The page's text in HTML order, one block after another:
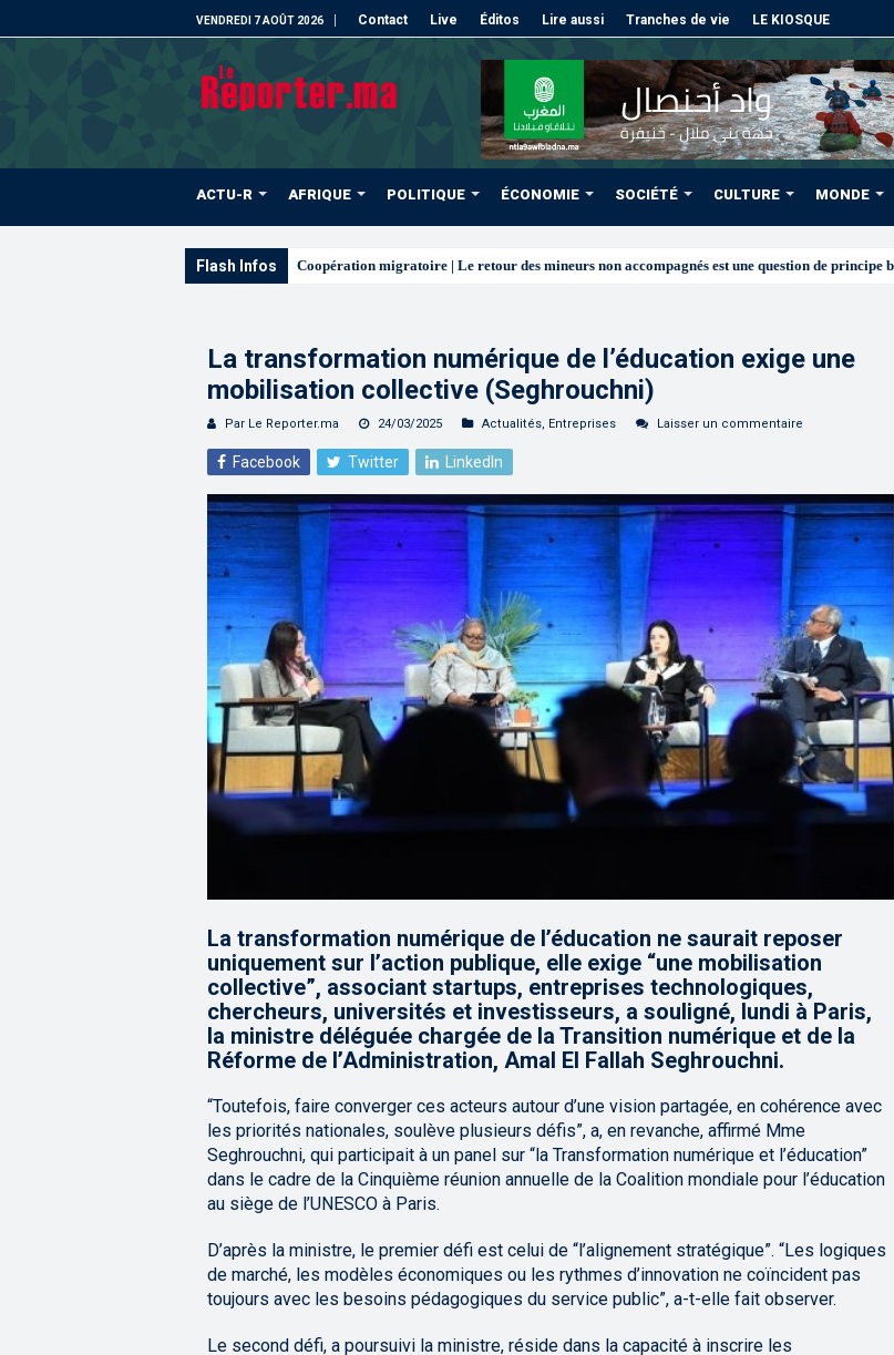
VENDREDI 7 AOÛT 2026 Contact Live Éditos Lire aussi Tranches de vie LE KIOSQUE
ACTU-R AFRIQUE POLITIQUE ÉCONOMIE SOCIÉTÉ CULTURE MONDE
Flash Infos L’ONMT renforce l’attr
La transformation numérique de l’éducation exige une
mobilisation collective (Seghrouchni)
Par Le Reporter.ma 24/03/2025 Actualités, Entreprises Laisser un commentaire
Facebook Twitter LinkedIn
La transformation numérique de l’éducation ne saurait reposer
uniquement sur l’action publique, elle exige “une mobilisation
collective”, associant startups, entreprises technologiques,
chercheurs, universités et investisseurs, a souligné, lundi à Paris,
la ministre déléguée chargée de la Transition numérique et de la
Réforme de l’Administration, Amal El Fallah Seghrouchni.
“Toutefois, faire converger ces acteurs autour d’une vision partagée, en cohérence avec
les priorités nationales, soulève plusieurs défis”, a, en revanche, affirmé Mme
Seghrouchni, qui participait à un panel sur “la Transformation numérique et l’éducation”
dans le cadre de la Cinquième réunion annuelle de la Coalition mondiale pour l’éducation
au siège de l’UNESCO à Paris.
D’après la ministre, le premier défi est celui de “l’alignement stratégique”. “Les logiques
de marché, les modèles économiques ou les rythmes d’innovation ne coïncident pas
toujours avec les besoins pédagogiques du service public”, a-t-elle fait observer.
Le second défi, a poursuivi la ministre, réside dans la capacité à inscrire les